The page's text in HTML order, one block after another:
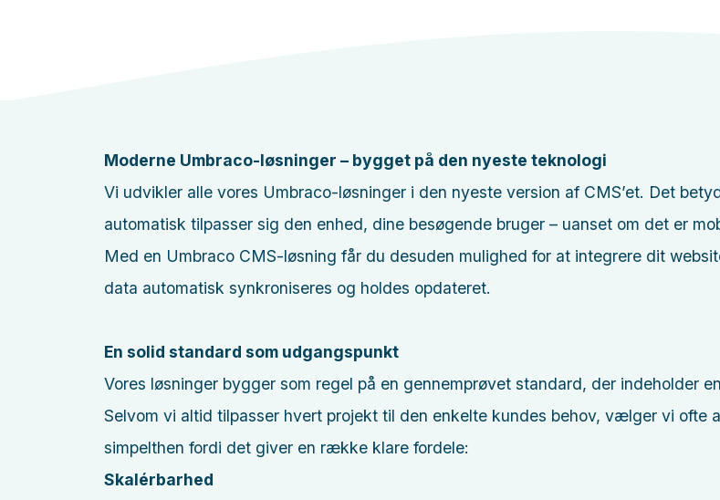
Moderne Umbraco-løsninger – bygget på den nyeste teknologi
Vi udvikler alle vores Umbraco-løsninger i den nyeste version af CMS’et. Det
automatisk tilpasser sig den enhed, dine besøgende bruger – uanset om det er
Med en Umbraco CMS-løsning får du desuden mulighed for at integrere dit
data automatisk synkroniseres og holdes opdateret.
En solid standard som udgangspunkt
Vores løsninger bygger som regel på en gennemprøvet standard, der indeholder
Selvom vi altid tilpasser hvert projekt til den enkelte kundes behov, vælger vi ofte
simpelthen fordi det giver en række klare fordele:
Skalérbarhed